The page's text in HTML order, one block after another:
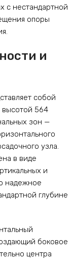
с нестандартной
опоры
и
собой
564
зон —
узла.
в виде
и
надежное
глубине
боковое
центра